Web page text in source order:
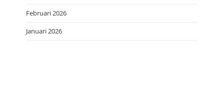
Februari 2026
Januari 2026